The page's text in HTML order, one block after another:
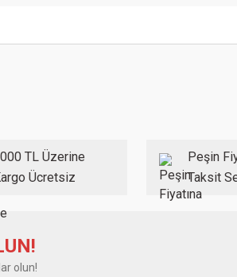
TL Üzerine
Ücretsiz
Peşin
Taksit
olun!